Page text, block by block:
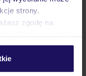
strony.
zgodę na
w zakładkę
znajdziesz